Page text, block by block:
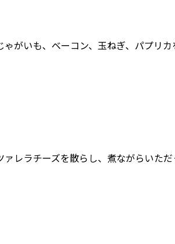
がいも、ベーコン、玉ねぎ、パプリカ
レラチーズを散らし、煮ながらいただ